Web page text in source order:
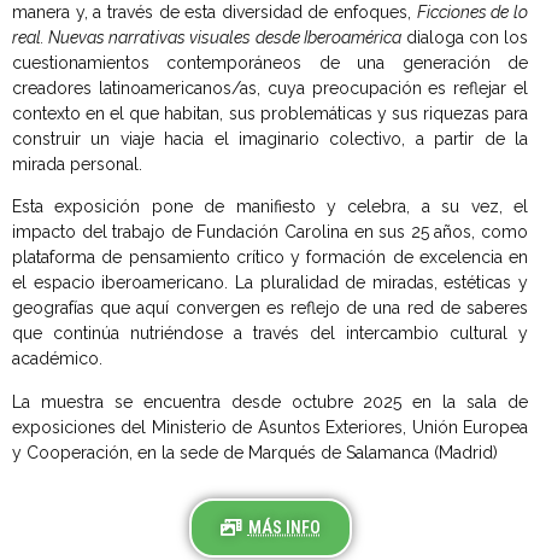
manera y, a través de esta diversidad de enfoques, Ficciones de lo
real. Nuevas narrativas visuales desde Iberoaméricadialoga con los
cuestionamientos contemporáneos de una generación de
creadores latinoamericanos/as, cuya preocupación es reflejar el
contexto en el que habitan, sus problemáticas y sus riquezas para
construir un viaje hacia el imaginario colectivo, a partir de la
mirada personal.
Esta exposición pone de manifiesto y celebra, a su vez, el
impacto del trabajo de Fundación Carolina en sus 25 años, como
plataforma de pensamiento crítico y formación de excelencia en
el espacio iberoamericano. La pluralidad de miradas, estéticas y
geografías que aquí convergen es reflejo de una red de saberes
que continúa nutriéndose a través del intercambio cultural y
académico.
La muestra se encuentra desde octubre 2025 en la sala de
exposiciones del Ministerio de Asuntos Exteriores, Unión Europea
y Cooperación, en la sede de Marqués de Salamanca (Madrid)
MÁS INFO